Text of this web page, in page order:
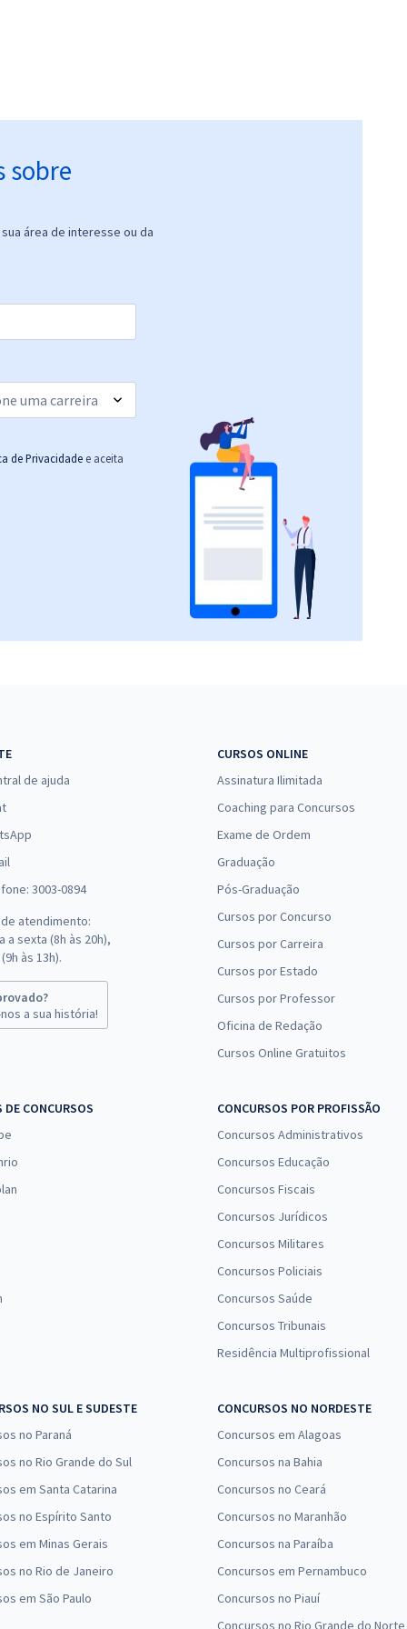
sobre
área de interesse ou da
de Privacidade e aceita
de ajuda
3003-0894
atendimento:
a sexta (8h às 20h),
às 13h).
a sua história!
CURSOS ONLINE
Assinatura Ilimitada
Coaching para Concursos
Exame de Ordem
Graduação
Pós-Graduação
Cursos por Concurso
Cursos por Carreira
Cursos por Estado
Cursos por Professor
Oficina de Redação
Cursos Online Gratuitos
DE CONCURSOS
CONCURSOS POR PROFISSÃO
Concursos Administrativos
Concursos Educação
Concursos Fiscais
Concursos Jurídicos
Concursos Militares
Concursos Policiais
Concursos Saúde
Concursos Tribunais
Residência Multiprofissional
NO SUL E SUDESTE
no Paraná
no Rio Grande do Sul
em Santa Catarina
no Espírito Santo
em Minas Gerais
no Rio de Janeiro
em São Paulo
CONCURSOS NO NORDESTE
Concursos em Alagoas
Concursos na Bahia
Concursos no Ceará
Concursos no Maranhão
Concursos na Paraíba
Concursos em Pernambuco
Concursos no Piauí
Concursos no Rio Grande do Norte